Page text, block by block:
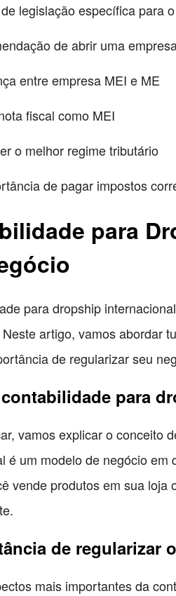
legislação específica para
de abrir uma
entre empresa MEI e ME
fiscal como MEI
o melhor regime tributário
de pagar impostos
para
para dropship
artigo, vamos abordar
de regularizar seu
para
vamos explicar o conceito
é um modelo de negócio
vende produtos em sua
de regularizar
mais importantes da